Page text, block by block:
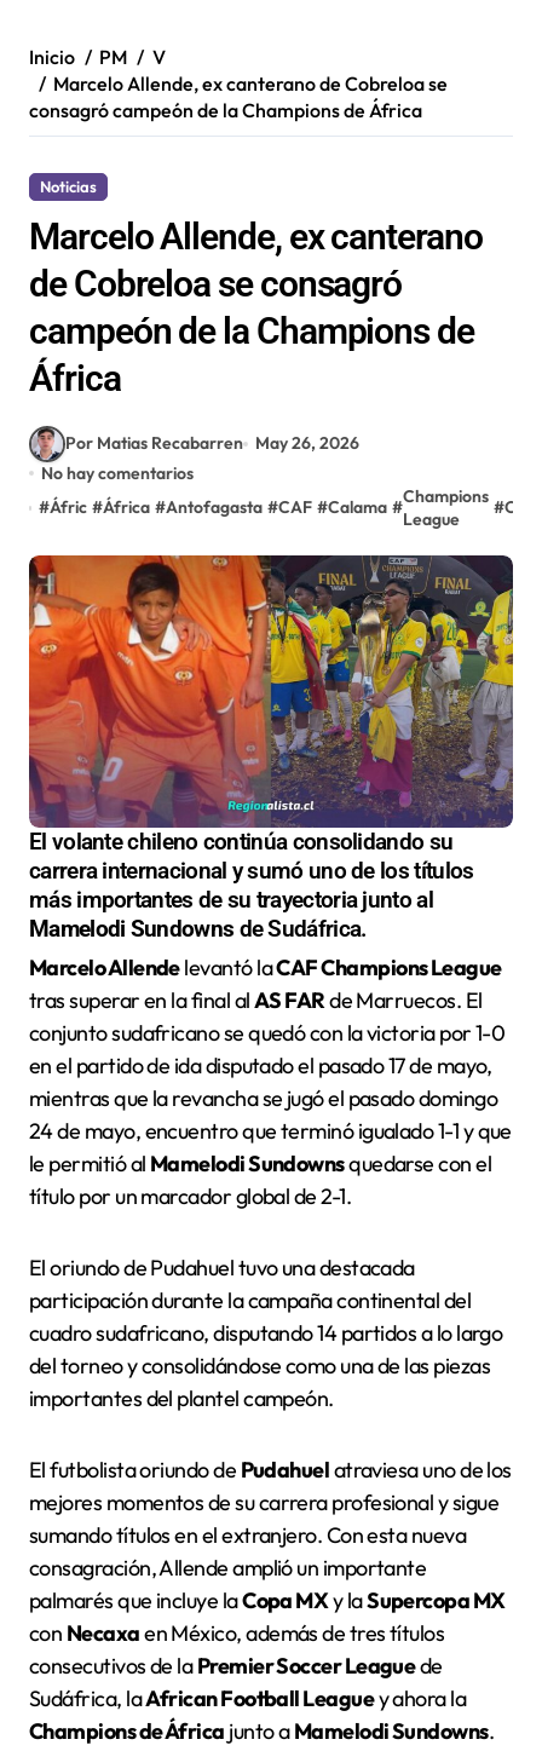
Inicio PM
V
Marcelo Allende, ex canterano de Cobreloa se
consagró campeón de la Champions de África
Noticias
Marcelo Allende, ex canterano
de Cobreloa se consagró
campeón de la Champions de
África
Por Matias Recabarren
May 26, 2026
No hay comentarios
#Áfric #África #Antofagasta #CAF #Calama #
Champions
League
#
El volante chileno continúa consolidando su
carrera internacional y sumó uno de los títulos
más importantes de su trayectoria junto al
Mamelodi Sundowns de Sudáfrica.
Marcelo Allendelevantó laCAF Champions League
tras superar en la final alAS FARde Marruecos. El
conjunto sudafricano se quedó con la victoria por 1-0
en el partido de ida disputado el pasado 17 de mayo,
mientras que la revancha se jugó el pasado domingo
24 de mayo, encuentro que terminó igualado 1-1 y que
le permitió al Mamelodi Sundownsquedarse con el
título por un marcador global de 2-1.
El oriundo de Pudahuel tuvo una destacada
participación durante la campaña continental del
cuadro sudafricano, disputando 14 partidos a lo largo
del torneo y consolidándose como una de las piezas
importantes del plantel campeón.
El futbolista oriundo de Pudahuelatraviesa uno de los
mejores momentos de su carrera profesional y sigue
sumando títulos en el extranjero. Con esta nueva
consagración, Allende amplió un importante
palmarés que incluye laCopa MXy laSupercopa MX
con Necaxaen México, además de tres títulos
consecutivos de laPremier Soccer Leaguede
Sudáfrica, laAfrican Football Leaguey ahora la
Champions de África junto aMamelodi Sundowns.